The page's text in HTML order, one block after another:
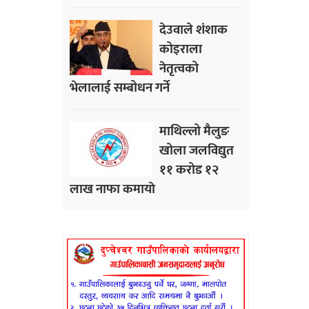
देउवाले शंशाक
कोइराला
नेतृत्वको
भेलालाई सम्बोधन गर्ने
माथिल्लो मैलुङ
खोला जलविद्युत
११ करोड १२
लाख नाफा कमायाे